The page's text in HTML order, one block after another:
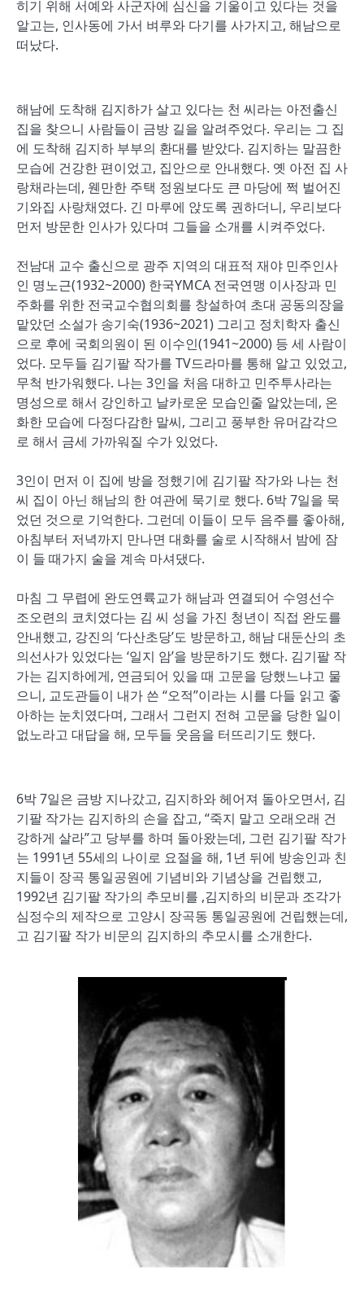
히기 위해 서예와 사군자에 심신을 기울이고 있다는 것을
알고는, 인사동에 가서 벼루와 다기를 사가지고, 해남으로
떠났다.
해남에 도착해 김지하가 살고 있다는 천 씨라는 아전출신
집을 찾으니 사람들이 금방 길을 알려주었다. 우리는 그 집
에 도착해 김지하 부부의 환대를 받았다. 김지하는 말끔한
모습에 건강한 편이었고, 집안으로 안내했다. 옛 아전 집 사
랑채라는데, 웬만한 주택 정원보다도 큰 마당에 쩍 벌어진
기와집 사랑채였다. 긴 마루에 앉도록 권하더니, 우리보다
먼저 방문한 인사가 있다며 그들을 소개를 시켜주었다.
전남대 교수 출신으로 광주 지역의 대표적 재야 민주인사
인 명노근(1932~2000) 한국YMCA 전국연맹 이사장과 민
주화를 위한 전국교수협의회를 창설하여 초대 공동의장을
맡았던 소설가 송기숙(1936~2021) 그리고 정치학자 출신
으로 후에 국회의원이 된 이수인(1941~2000) 등 세 사람이
었다. 모두들 김기팔 작가를 TV드라마를 통해 알고 있었고,
무척 반가워했다. 나는 3인을 처음 대하고 민주투사라는
명성으로 해서 강인하고 날카로운 모습인줄 알았는데, 온
화한 모습에 다정다감한 말씨, 그리고 풍부한 유머감각으
로 해서 금세 가까워질 수가 있었다.
3인이 먼저 이 집에 방을 정했기에 김기팔 작가와 나는 천
씨 집이 아닌 해남의 한 여관에 묵기로 했다. 6박 7일을 묵
었던 것으로 기억한다. 그런데 이들이 모두 음주를 좋아해,
아침부터 저녁까지 만나면 대화를 술로 시작해서 밤에 잠
이 들 때가지 술을 계속 마셔댔다.
마침 그 무렵에 완도연륙교가 해남과 연결되어 수영선수
조오련의 코치였다는 김 씨 성을 가진 청년이 직접 완도를
안내했고, 강진의 ‘다산초당’도 방문하고, 해남 대둔산의 초
의선사가 있었다는 ‘일지 암’을 방문하기도 했다. 김기팔 작
가는 김지하에게, 연금되어 있을 때 고문을 당했느냐고 물
으니, 교도관들이 내가 쓴 “오적”이라는 시를 다들 읽고 좋
아하는 눈치였다며, 그래서 그런지 전혀 고문을 당한 일이
없노라고 대답을 해, 모두들 웃음을 터뜨리기도 했다.
6박 7일은 금방 지나갔고, 김지하와 헤어져 돌아오면서, 김
기팔 작가는 김지하의 손을 잡고, “죽지 말고 오래오래 건
강하게 살라”고 당부를 하며 돌아왔는데, 그런 김기팔 작가
는 1991년 55세의 나이로 요절을 해, 1년 뒤에 방송인과 친
지들이 장곡 통일공원에 기념비와 기념상을 건립했고,
1992년 김기팔 작가의 추모비를 ,김지하의 비문과 조각가
심정수의 제작으로 고양시 장곡동 통일공원에 건립했는데,
고 김기팔 작가 비문의 김지하의 추모시를 소개한다.